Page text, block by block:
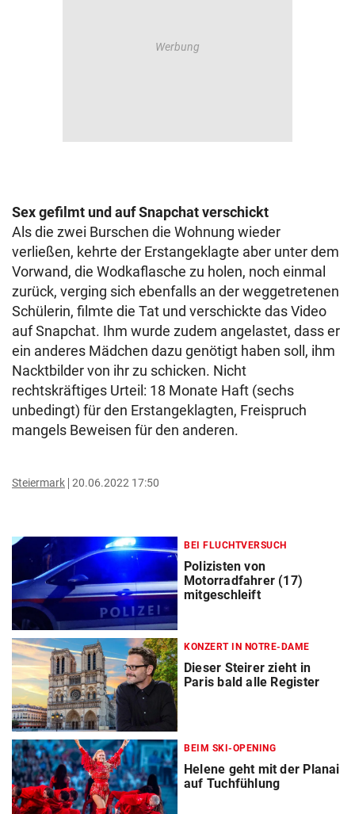
Sex gefilmt und auf Snapchat verschickt
Als die zwei Burschen die Wohnung wieder
verließen, kehrte der Erstangeklagte aber unter dem
Vorwand, die Wodkaflasche zu holen, noch einmal
zurück, verging sich ebenfalls an der weggetretenen
Schülerin, filmte die Tat und verschickte das Video
auf Snapchat. Ihm wurde zudem angelastet, dass er
ein anderes Mädchen dazu genötigt haben soll, ihm
Nacktbilder von ihr zu schicken. Nicht
rechtskräftiges Urteil: 18 Monate Haft (sechs
unbedingt) für den Erstangeklagten, Freispruch
mangels Beweisen für den anderen.
Steiermark 20.06.2022 17:50
BEI FLUCHTVERSUCH
Polizisten von
Motorradfahrer (17)
mitgeschleift
KONZERT IN NOTRE-DAME
Dieser Steirer zieht in
Paris bald alle Register
BEIM SKI-OPENING
Helene geht mit der Planai
auf Tuchfühlung